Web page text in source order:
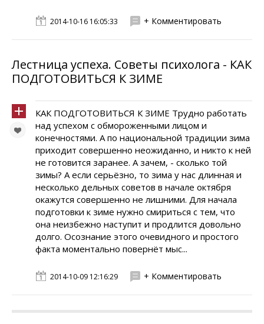
2014-10-16 16:05:33 + Комментировать
Лестница успеха. Советы психолога - КАК
ПОДГОТОВИТЬСЯ К ЗИМЕ
КАК ПОДГОТОВИТЬСЯ К ЗИМЕ Трудно работать
над успехом с обмороженными лицом и
конечностями. А по национальной традиции зима
приходит совершенно неожиданно, и никто к ней
не готовится заранее. А зачем, - сколько той
зимы? А если серьёзно, то зима у нас длинная и
несколько дельных советов в начале октября
окажутся совершенно не лишними. Для начала
подготовки к зиме нужно смириться с тем, что
она неизбежно наступит и продлится довольно
долго. Осознание этого очевидного и простого
факта моментально повернёт мыс...
2014-10-09 12:16:29 + Комментировать